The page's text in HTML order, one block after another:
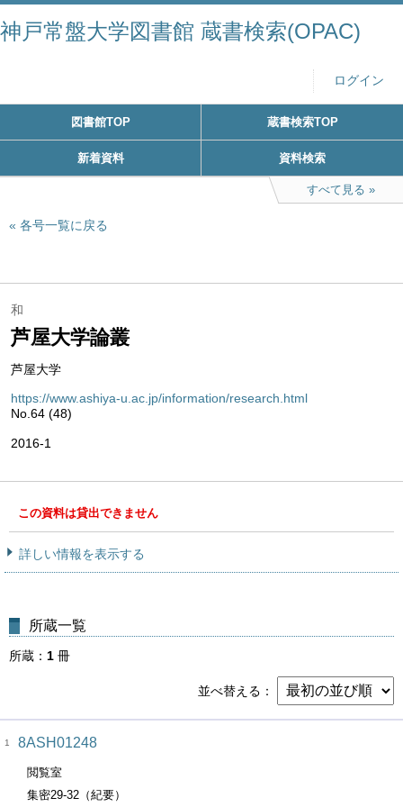
神戸常盤大学図書館 蔵書検索(OPAC)
ログイン
図書館TOP 蔵書検索TOP
新着資料 資料検索
すべて見る
各号一覧に戻る
和
芦屋大学論叢
芦屋大学
https://www.ashiya-u.ac.jp/information/research.html
No.64 (48)
2016-1
この資料は貸出できません
詳しい情報を表示する
所蔵一覧
所蔵 1 冊
並べ替える
1 8ASH01248
閲覧室
集密29-32（紀要）